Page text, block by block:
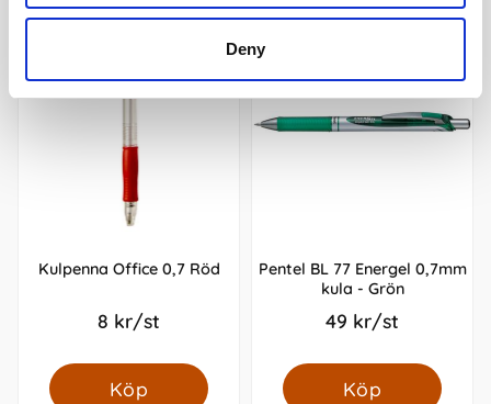
Deny
Kulpenna Office 0,7 Röd
8 kr/st
Köp
Pentel BL 77 Energel 0,7mm
kula - Grön
49 kr/st
Köp